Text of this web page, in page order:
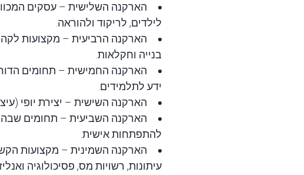
הארקנה השלישית – עסקים
לילדים, לריקוד ולהוראה.
הארקנה הרביעית – מקצועות
בנייה וחקלאות.
הארקנה החמישית – תחומים
ידע לתלמידים.
הארקנה השישית – יצירת יופי
הארקנה השביעית – תחומים
להתפתחות אישית.
הארקנה השמינית – מקצועות
עיתונות, רשויות מס, פסיכולוגיה